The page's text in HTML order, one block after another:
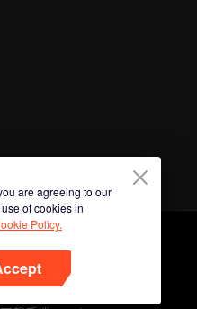
are agreeing to our
of cookies in
Policy.